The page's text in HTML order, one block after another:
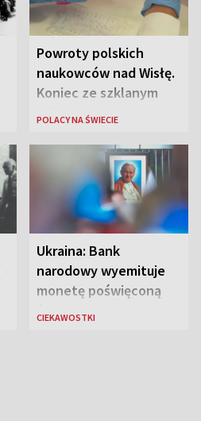
Powroty polskich
naukowców nad Wisłę.
Koniec ze szklanym
sufitem
POLACY NA ŚWIECIE
Ukraina: Bank
narodowy wyemituje
monetę poświęconą
św. Janowi Pawłowi II
CIEKAWOSTKI